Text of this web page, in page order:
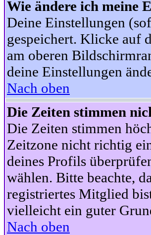
Wie ändere ich meine
Deine Einstellungen
gespeichert. Klicke auf
am oberen
deine Einstellungen
Nach oben
Die Zeiten stimmen
Die Zeiten stimmen
Zeitzone nicht richtig
deines Profils
wählen. Bitte beachte,
registriertes Mitglied
vielleicht ein guter
Nach oben